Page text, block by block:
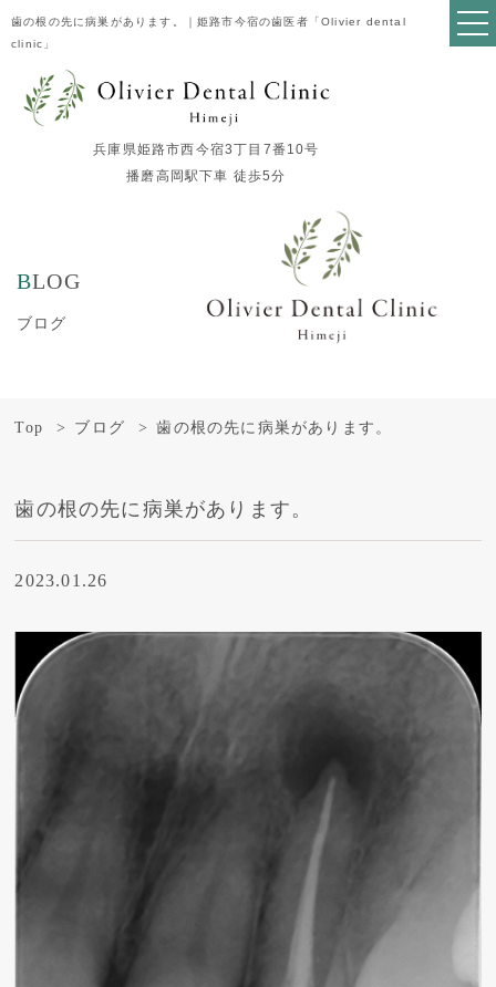
歯の根の先に病巣があります。｜姫路市今宿の歯医者「Olivier dental
clinic」
兵庫県姫路市西今宿3丁目7番10号
播磨高岡駅下車 徒歩5分
BLOG
ブログ
Top ブログ 歯の根の先に病巣があります。
歯の根の先に病巣があります。
2023.01.26